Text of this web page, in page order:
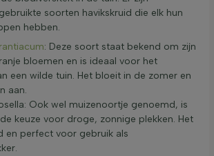
soorten havikskruid die elk hun
hebben.
: Deze soort staat bekend om zijn
bloemen en is ideaal voor het
een wilde tuin. Het bloeit in de zomer en
aan.
Ook wel muizenoortje genoemd, is
keuze voor droge, zonnige plekken. Het
en perfect voor gebruik als